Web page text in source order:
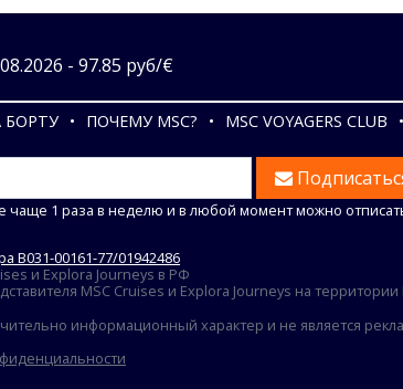
- 97.85 руб/€
БОРТУ ПОЧЕМУ MSC? MSC VOYAGERS CLUB
1 раза в неделю и в любой момент можно
В031-00161-77/01942486
и Explora Journeys в РФ
MSC Cruises и Explora Journeys на
информационный характер и не является